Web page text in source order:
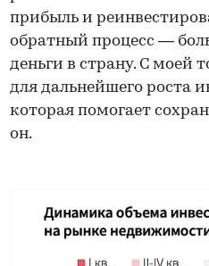
прибыль и
обратный процесс —
деньги в страну. С моей
для дальнейшего роста
которая помогает
он.